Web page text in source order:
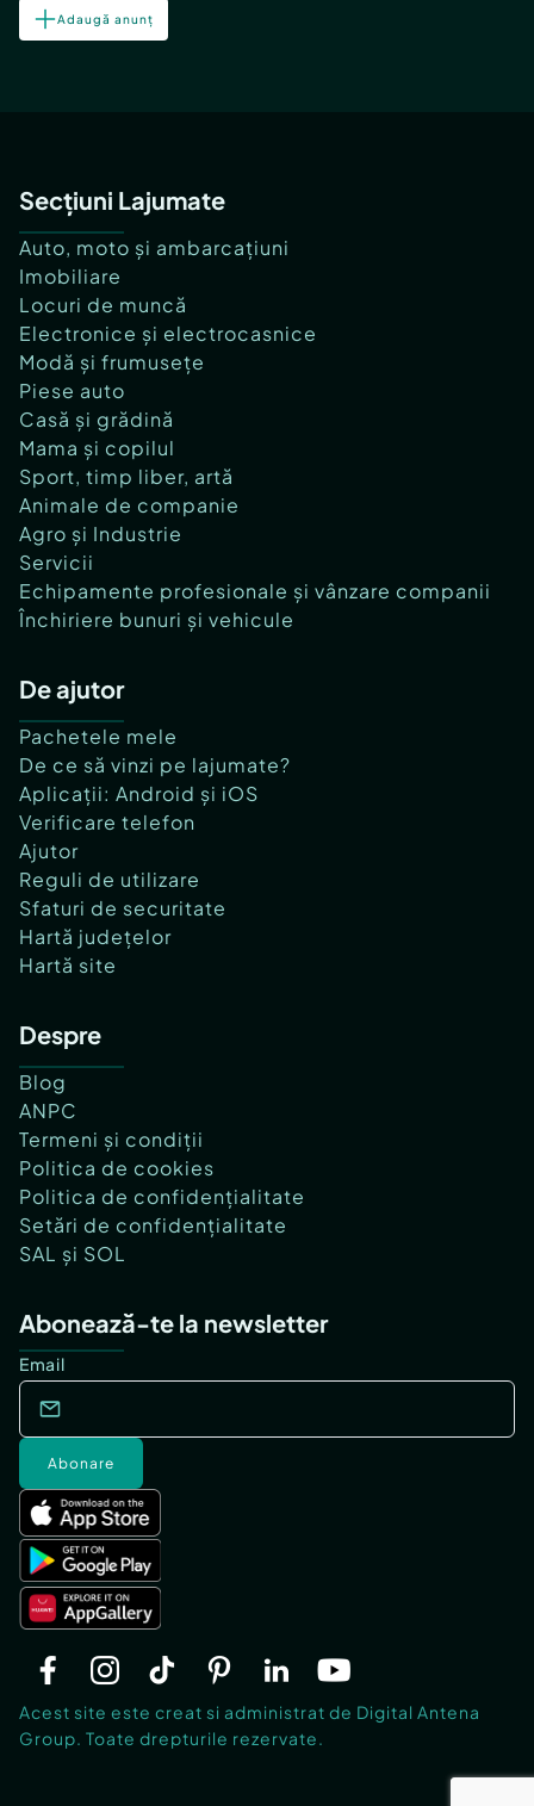
Adaugă anunț
Secțiuni Lajumate
Auto, moto și ambarcațiuni
Imobiliare
Locuri de muncă
Electronice și electrocasnice
Modă și frumusețe
Piese auto
Casă și grădină
Mama și copilul
Sport, timp liber, artă
Animale de companie
Agro și Industrie
Servicii
Echipamente profesionale și vânzare companii
Închiriere bunuri și vehicule
De ajutor
Pachetele mele
De ce să vinzi pe lajumate?
Aplicații: Android și iOS
Verificare telefon
Ajutor
Reguli de utilizare
Sfaturi de securitate
Hartă județelor
Hartă site
Despre
Blog
ANPC
Termeni și condiții
Politica de cookies
Politica de confidențialitate
Setări de confidențialitate
SAL și SOL
Abonează-te la newsletter
Email
Abonare
Acest site este creat si administrat de Digital Antena
Group. Toate drepturile rezervate.